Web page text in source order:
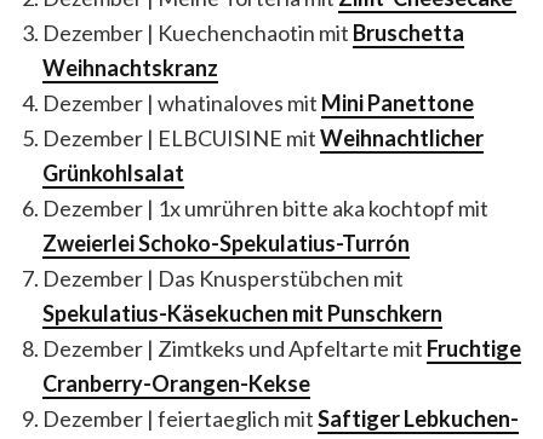
Dezember | Kuechenchaotin mit Bruschetta
Weihnachtskranz
Dezember | whatinaloves mit Mini Panettone
Dezember | ELBCUISINE mitWeihnachtlicher
Grünkohlsalat
Dezember | 1x umrühren bitte aka kochtopf mit
ZweierleiSchoko-Spekulatius-Turrón
Dezember | Das Knusperstübchen mit
Spekulatius-Käsekuchen mit Punschkern
Dezember | Zimtkeks und Apfeltarte mit Fruchtige
Cranberry-Orangen-Kekse
Dezember | feiertaeglich mitSaftiger Lebkuchen-